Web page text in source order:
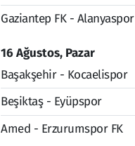
Gaziantep FK - Alanyaspor
16 Ağustos, Pazar
Başakşehir - Kocaelispor
Beşiktaş - Eyüpspor
Amed - Erzurumspor FK